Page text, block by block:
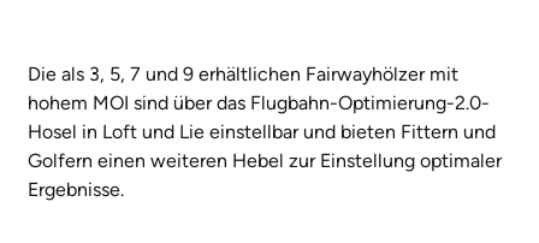
Die als 3, 5, 7 und 9 erhältlichen Fairwayhölzer mit
hohem MOI sind über das Flugbahn-Optimierung-2.0-
Hosel in Loft und Lie einstellbar und bieten Fittern und
Golfern einen weiteren Hebel zur Einstellung optimaler
Ergebnisse.